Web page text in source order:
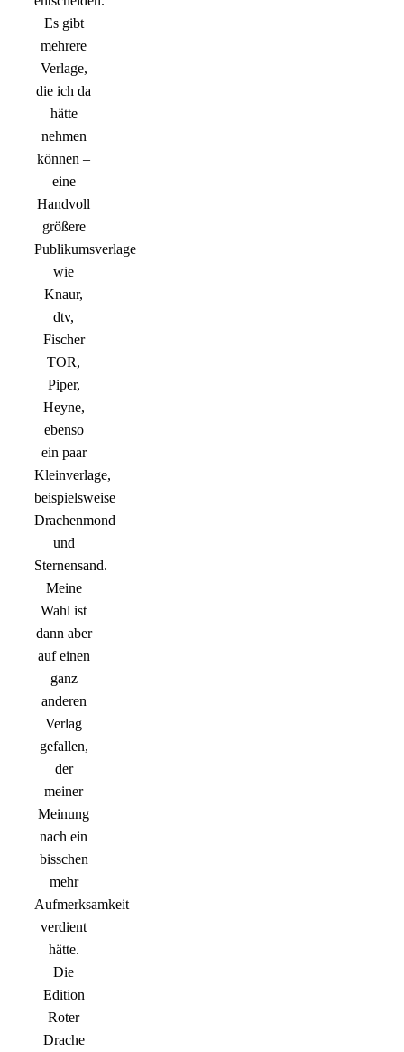
Es gibt
mehrere
Verlage,
die ich da
hätte
nehmen
können –
eine
Handvoll
größere
Publikumsverlage
wie
Knaur,
dtv,
Fischer
TOR,
Piper,
Heyne,
ebenso
ein paar
Kleinverlage,
beispielsweise
Drachenmond
und
Sternensand.
Meine
Wahl ist
dann aber
auf einen
ganz
anderen
Verlag
gefallen,
der
meiner
Meinung
nach ein
bisschen
mehr
Aufmerksamkeit
verdient
hätte.
Die
Edition
Roter
Drache